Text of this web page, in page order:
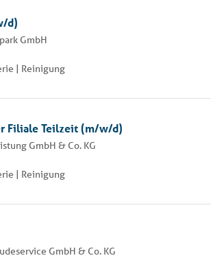
d)
GmbH
| Reinigung
Filiale Teilzeit (m/w/d)
GmbH & Co. KG
| Reinigung
GmbH & Co. KG